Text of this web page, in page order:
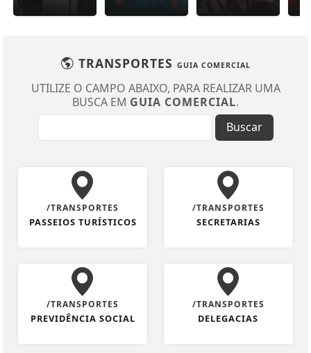
TRANSPORTES GUIA COMERCIAL
UTILIZE O CAMPO ABAIXO, PARA REALIZAR UMA
BUSCA EM GUIA COMERCIAL.
Buscar
/TRANSPORTES
PASSEIOS TURÍSTICOS
/TRANSPORTES
SECRETARIAS
/TRANSPORTES
PREVIDÊNCIA SOCIAL
/TRANSPORTES
DELEGACIAS